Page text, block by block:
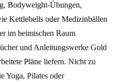
Bodyweight-Übungen,
Kettlebells oder Medizinbällen
im heimischen Raum
und Anleitungswerke Gold
Pläne liefern. Nicht zu
Yoga, Pilates oder